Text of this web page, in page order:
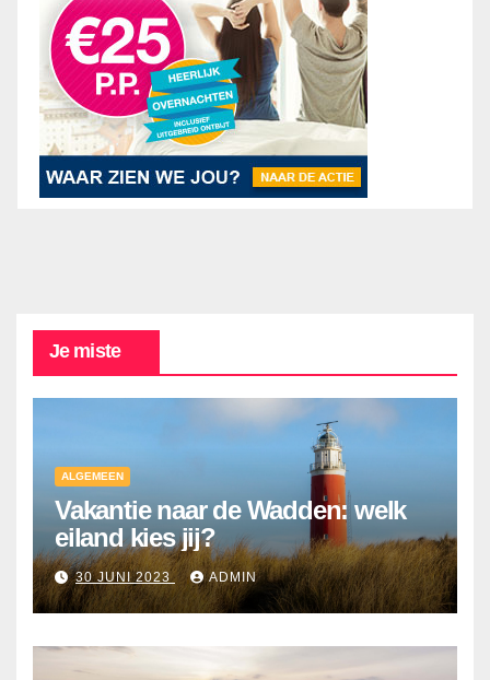
Je miste
ALGEMEEN
Vakantie naar de Wadden: welk
eiland kies jij?
30 JUNI 2023 ADMIN